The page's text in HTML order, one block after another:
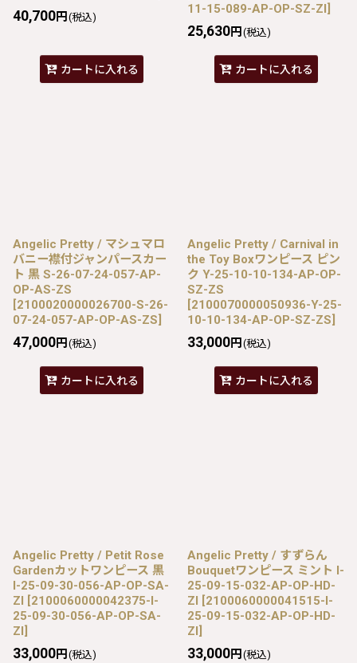
40,700円 (税込)
カートに入れる
11-15-089-AP-OP-SZ-ZI]
25,630円 (税込)
カートに入れる
Angelic Pretty / マシュマロ
バニー襟付ジャンパースカー
ト 黒 S-26-07-24-057-AP-
OP-AS-ZS
[2100020000026700-S-26-
07-24-057-AP-OP-AS-ZS]
47,000円 (税込)
カートに入れる
Angelic Pretty / Carnival in
the Toy Boxワンピース ピン
ク Y-25-10-10-134-AP-OP-
SZ-ZS
[2100070000050936-Y-25-
10-10-134-AP-OP-SZ-ZS]
33,000円 (税込)
カートに入れる
Angelic Pretty / Petit Rose
Gardenカットワンピース 黒
I-25-09-30-056-AP-OP-SA-
ZI [2100060000042375-I-
25-09-30-056-AP-OP-SA-
ZI]
33,000円 (税込)
Angelic Pretty / すずらん
Bouquetワンピース ミント I-
25-09-15-032-AP-OP-HD-
ZI [2100060000041515-I-
25-09-15-032-AP-OP-HD-
ZI]
33,000円 (税込)